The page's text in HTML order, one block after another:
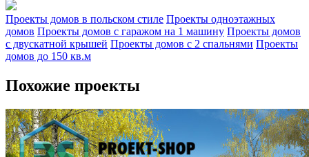
Проекты домов в польском стиле Проекты одноэтажных
домов Проекты домов с гаражом на 1 машину Проекты домов
с двускатной крышей Проекты домов с 2 спальнями Проекты
домов до 150 кв.м
Похожие проекты